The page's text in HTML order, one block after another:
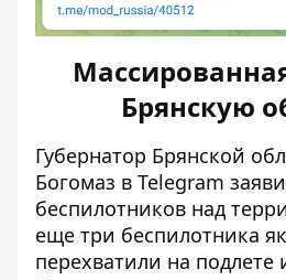
Брянскую
Губернатор Брянской
Богомаз в Telegram
беспилотников над
еще три беспилотника
перехватили на подлете